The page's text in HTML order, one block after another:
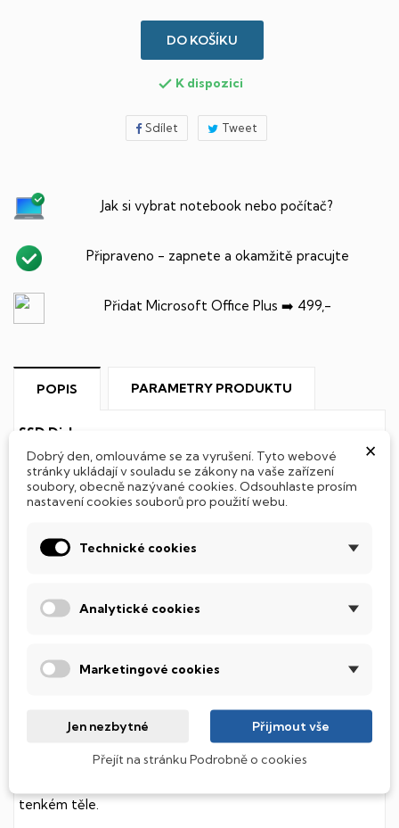
DO KOŠÍKU
 K dispozici
Sdílet Tweet
Jak si vybrat notebook nebo počítač?
Připraveno - zapnete a okamžitě pracujte
Přidat Microsoft Office Plus ➡️ 499,-
POPIS PARAMETRY PRODUKTU
SSD Disk
Tento notebook je vybavenSSD(Solid State Drive)
diskem, který na rozdíl od starších magnetických HDD
(Hard Disk Drive) disků nedisponuje žádnými pohyblivými
k mechanickému poškození. Díky použití elektronické
Podsvícená klávesnice
Integrovaný systém úsporných LED diod osvítí jednotlivé
klávesy tak, aby byly krásně čitelné i během temné noci,
MSI Thin
Herní počítač s kvalitní klávesnicí a 3D zvukem, který
tenkém těle.
×
Dobrý den, omlouváme se za vyrušení. Tyto webové
stránky ukládají v souladu se zákony na vaše zařízení
soubory, obecně nazývané cookies. Odsouhlaste prosím
nastavení cookies souborů pro použití webu.
Technické cookies
Analytické cookies
Marketingové cookies
Jen nezbytné Přijmout vše
Přejít na stránku Podrobně o cookies